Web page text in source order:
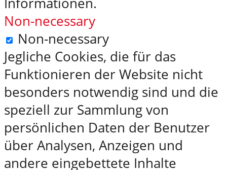
Non-necessary
Non-necessary
Jegliche Cookies, die für das
Funktionieren der Website nicht
besonders notwendig sind und die
speziell zur Sammlung von
persönlichen Daten der Benutzer
über Analysen, Anzeigen und
andere eingebettete Inhalte